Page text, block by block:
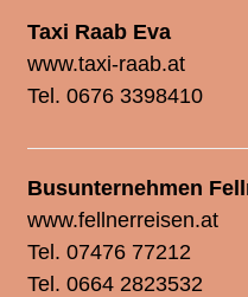
Taxi Raab Eva
www.taxi-raab.at
Tel. 0676 3398410
Busunternehmen
www.fellnerreisen.at
Tel. 07476 77212
Tel. 0664 2823532